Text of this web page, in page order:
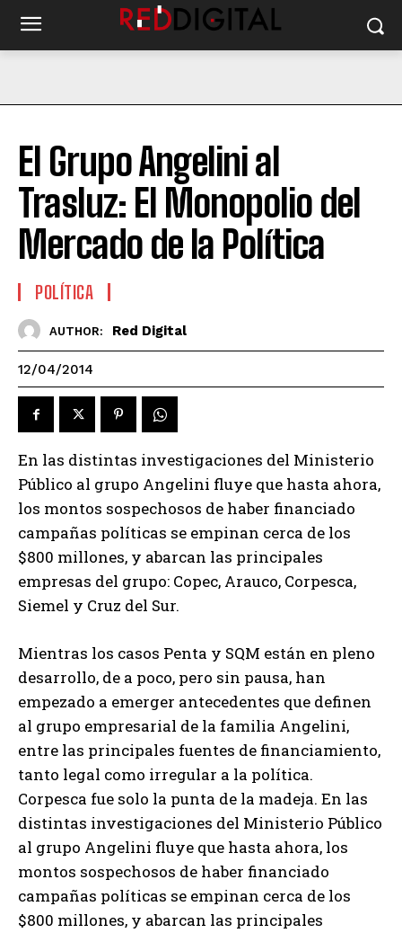
El Grupo Angelini al
Trasluz: El Monopolio del
Mercado de la Política
POLÍTICA
AUTHOR: Red Digital
12/04/2014
En las distintas investigaciones del Ministerio
Público al grupo Angelini fluye que hasta ahora,
los montos sospechosos de haber financiado
campañas políticas se empinan cerca de los
$800 millones, y abarcan las principales
empresas del grupo: Copec, Arauco, Corpesca,
Siemel y Cruz del Sur.
Mientras los casos Penta y SQM están en pleno
desarrollo, de a poco, pero sin pausa, han
empezado a emerger antecedentes que definen
al grupo empresarial de la familia Angelini,
entre las principales fuentes de financiamiento,
tanto legal como irregular a la política.
Corpesca fue solo la punta de la madeja. En las
distintas investigaciones del Ministerio Público
al grupo Angelini fluye que hasta ahora, los
montos sospechosos de haber financiado
campañas políticas se empinan cerca de los
$800 millones, y abarcan las principales